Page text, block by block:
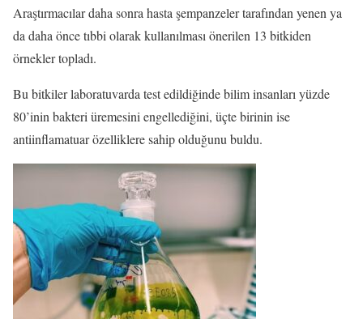
Araştırmacılar daha sonra hasta şempanzeler tarafından yenen ya
da daha önce tıbbi olarak kullanılması önerilen 13 bitkiden
örnekler topladı.
Bu bitkiler laboratuvarda test edildiğinde bilim insanları yüzde
80’inin bakteri üremesini engellediğini, üçte birinin ise
antiinflamatuar özelliklere sahip olduğunu buldu.